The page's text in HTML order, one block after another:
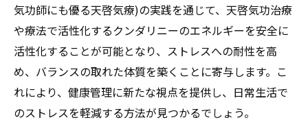
気功師にも優る天啓気療)の実践を通じて、天啓気功治療
や療法で活性化するクンダリニーのエネルギーを安全に
活性化することが可能となり、ストレスへの耐性を高
め、バランスの取れた体質を築くことに寄与します。こ
れにより、健康管理に新たな視点を提供し、日常生活で
のストレスを軽減する方法が見つかるでしょう。